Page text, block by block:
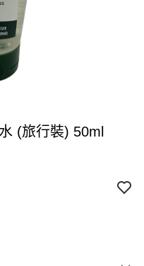
(旅行裝) 50ml